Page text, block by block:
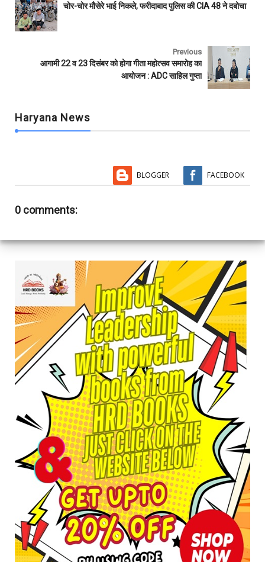
b
o
o
k
t
e
r
s
l
l
e
चोर-चोर मौसेरे भाई निकले, फरीदाबाद पुलिस की CIA 48 ने दबोचा
Previous
आगामी 22 व 23 दिसंबर को होगा गीता महोत्सव समारोह का
आयोजन : ADC साहिल गुप्ता
Haryana News
BLOGGER FACEBOOK
0 comments: